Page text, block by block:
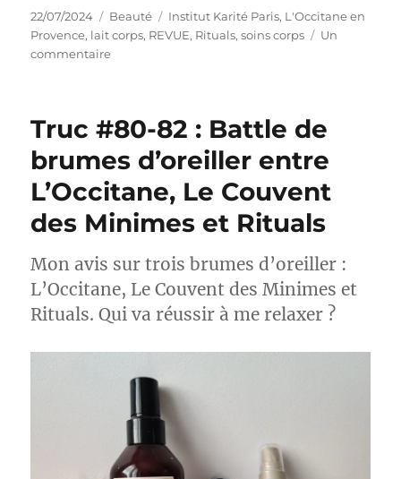
Publié
le
22/07/2024 Catégories
Beauté Étiquettes
Institut Karité Paris, L'Occitane en
Provence, lait corps, REVUE, Rituals,soins corps
Un
commentairesur
41
Battle
de
crème
corps
Rituals,
Karité
et
Truc #80-82 : Battle de
brumes d’oreiller entre
L’Occitane, Le Couvent
des Minimes et Rituals
Mon avis sur trois brumes d’oreiller :
L’Occitane, Le Couvent des Minimes et
Rituals. Qui va réussir à me relaxer ?